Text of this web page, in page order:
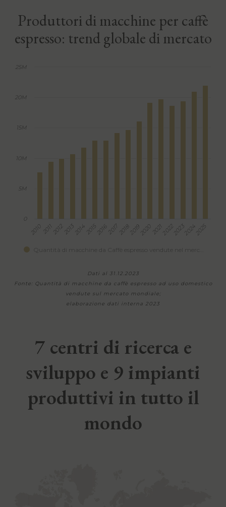
Produttori di macchine per caffè
espresso: trend globale di mercato
2010 20112012 20132014201520162017 2018 20192020 20212022202320242025
0
5M
10M
15M
20M
25M
Dati al 31.12.2023
Fonte: Quantità di macchine da caffè espresso ad uso domestico
vendute sul mercato mondiale;
elaborazione dati interna 2023
7 centri di ricerca e
sviluppo e 9 impianti
produttivi in tutto il
mondo